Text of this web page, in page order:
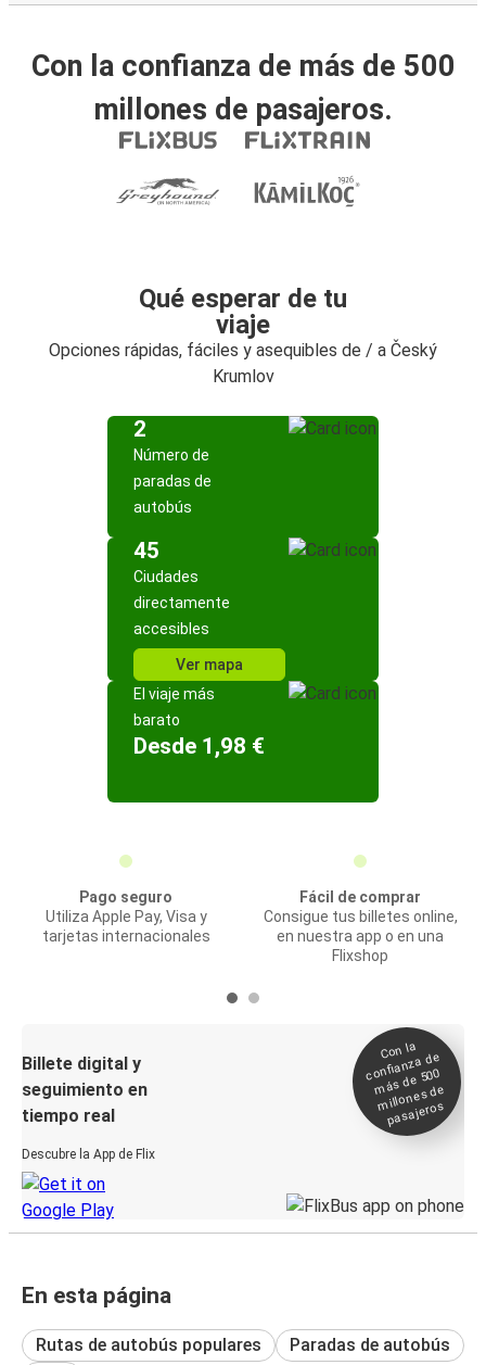
Con la confianza de más de 500
millones de pasajeros.
Qué esperar de tu
viaje
Opciones rápidas, fáciles y asequibles de / a Český
Krumlov
2
Número de
paradas de
autobús
45
Ciudades
directamente
accesibles
Ver mapa
El viaje más
barato
Desde 1,98 €
Pago seguro
Utiliza Apple Pay, Visa y
tarjetas internacionales
Fácil de comprar
Consigue tus billetes online,
en nuestra app o en una
Flixshop
Billete digital y
seguimiento en
tiempo real
Descubre la App de Flix
Con la
confianza de
más de 500
millones de
pasajeros
En esta página
Rutas de autobús populares
Paradas de autobús